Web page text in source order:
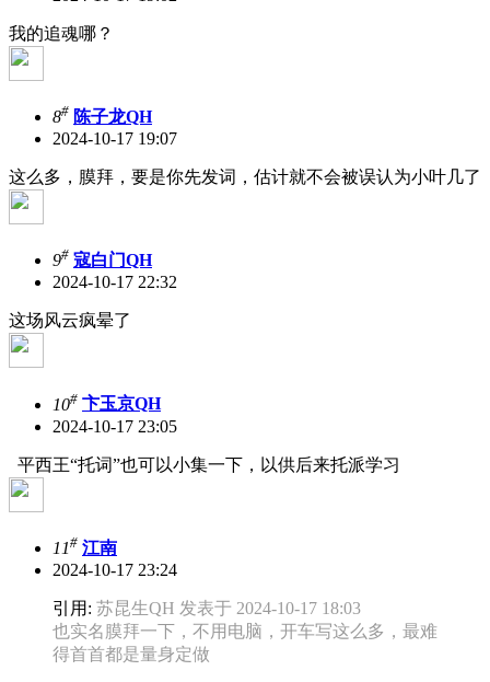
我的追魂哪？
8# 陈子龙QH
2024-10-17 19:07
这么多，膜拜，要是你先发词，估计就不会被误认为小叶几了
9# 寇白门QH
2024-10-17 22:32
这场风云疯晕了
10# 卞玉京QH
2024-10-17 23:05
平西王“托词”也可以小集一下，以供后来托派学习
11# 江南
2024-10-17 23:24
引用: 苏昆生QH 发表于 2024-10-17 18:03
也实名膜拜一下，不用电脑，开车写这么多，最难
得首首都是量身定做